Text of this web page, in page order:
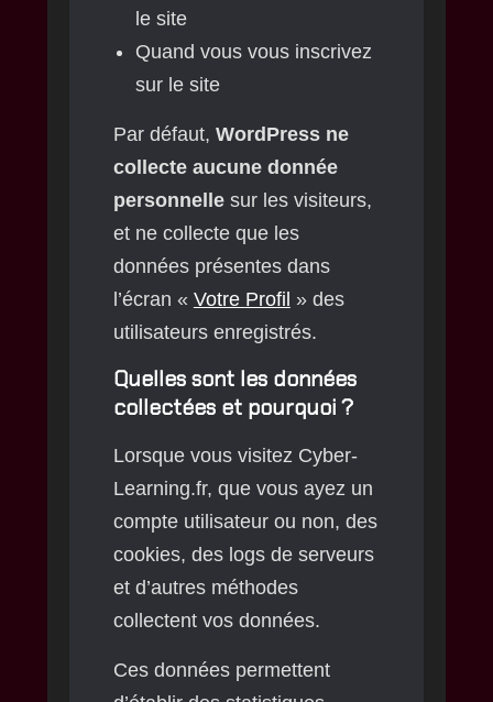
le site
Quand vous vous inscrivez
sur le site
Par défaut, WordPress ne
collecte aucune donnée
personnellesur les visiteurs,
et ne collecte que les
données présentes dans
l’écran « Votre Profil » des
utilisateurs enregistrés.
Quelles sont les données
collectées et pourquoi ?
Lorsque vous visitez Cyber-
Learning.fr, que vous ayez un
compte utilisateur ou non, des
cookies, des logs de serveurs
et d’autres méthodes
collectent vos données.
Ces données permettent